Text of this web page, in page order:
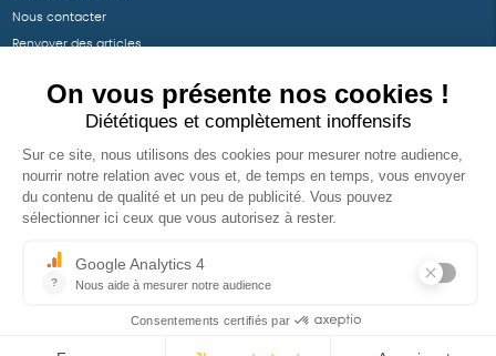
Nous contacter
Renvoyer des articles
SUIVEZ-NOUS
Une boutique élaborée avec